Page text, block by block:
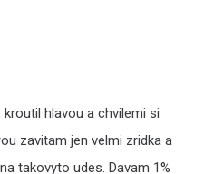
hlavou a chvilemi si
zavitam jen velmi zridka a
takovyto udes. Davam 1%